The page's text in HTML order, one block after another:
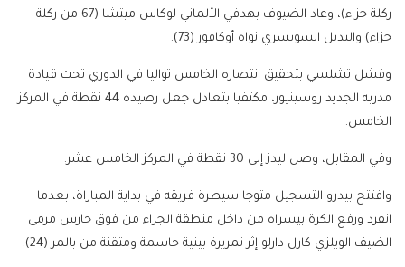
ركلة جزاء)، وعاد الضيوف بهدفي الألماني لوكاس ميتشا (67 من ركلة
جزاء) والبديل السويسري نواه أوكافور (73).
وفشل تشلسي بتحقيق انتصاره الخامس تواليا في الدوري تحت قيادة
مدربه الجديد روسينيور، مكتفيا بتعادل جعل رصيده 44 نقطة في المركز
الخامس.
وفي المقابل، وصل ليدز إلى 30 نقطة في المركز الخامس عشر.
وافتتح بيدرو التسجيل متوجا سيطرة فريقه في بداية المباراة، بعدما
انفرد ورفع الكرة بيسراه من داخل منطقة الجزاء من فوق حارس مرمى
الضيف الويلزي كارل دارلو إثر تمريرة بينية حاسمة ومتقنة من بالمر (24).